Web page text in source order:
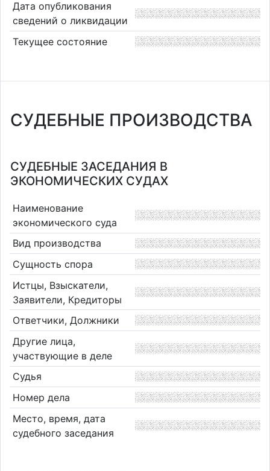
Дата опубликования
сведений о ликвидации
Текущее состояние
СУДЕБНЫЕ ПРОИЗВОДСТВА
СУДЕБНЫЕ ЗАСЕДАНИЯ В
ЭКОНОМИЧЕСКИХ СУДАХ
Наименование
экономического суда
Вид производства
Сущность спора
Истцы, Взыскатели,
Заявители, Кредиторы
Ответчики, Должники
Другие лица,
участвующие в деле
Судья
Номер дела
Место, время, дата
судебного заседания